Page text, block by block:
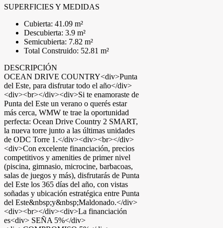
SUPERFICIES Y MEDIDAS
Cubierta: 41.09 m²
Descubierta: 3.9 m²
Semicubierta: 7.82 m²
Total Construido: 52.81 m²
DESCRIPCIÓN
OCEAN DRIVE COUNTRY<div>Punta
del Este, para disfrutar todo el año</div>
<div><br></div><div>Si te enamoraste de
Punta del Este un verano o querés estar
más cerca, WMW te trae la oportunidad
perfecta: Ocean Drive Country 2 SMART,
la nueva torre junto a las últimas unidades
de ODC Torre 1.</div><div><br></div>
<div>Con excelente financiación, precios
competitivos y amenities de primer nivel
(piscina, gimnasio, microcine, barbacoas,
salas de juegos y más), disfrutarás de Punta
del Este los 365 días del año, con vistas
soñadas y ubicación estratégica entre Punta
del Este&nbsp;y&nbsp;Maldonado.</div>
<div><br></div><div>La financiación
es<div> SEÑA 5%</div>